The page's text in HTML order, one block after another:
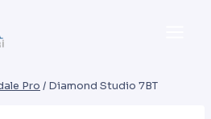
Pro / Diamond Studio 7BT